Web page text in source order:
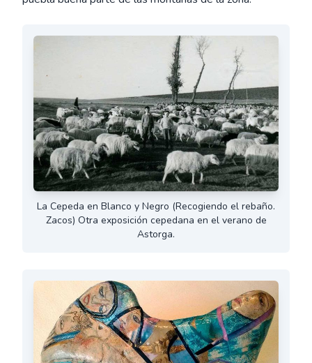
La Cepeda en Blanco y Negro (Recogiendo el rebaño.
Zacos) Otra exposición cepedana en el verano de
Astorga.